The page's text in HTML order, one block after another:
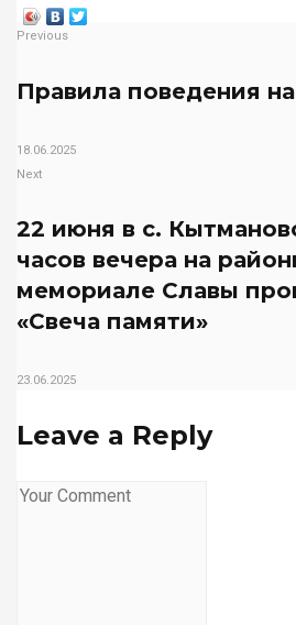
Previous
Правила поведения
18.06.2025
Next
22 июня в с.
часов вечера на
мемориале Славы
«Свеча памяти»
23.06.2025
Leave a Reply